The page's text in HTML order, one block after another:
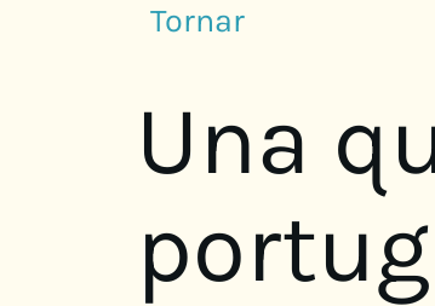
Tornar
Una